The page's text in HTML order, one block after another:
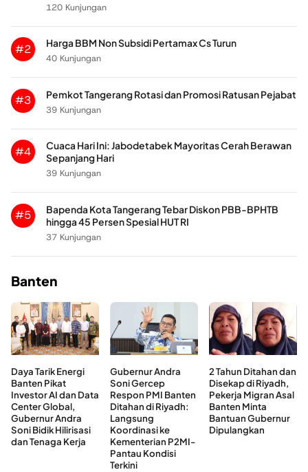
120 Kunjungan
#2
Harga BBM Non Subsidi Pertamax Cs Turun
40 Kunjungan
#3
Pemkot Tangerang Rotasi dan Promosi Ratusan Pejabat
39 Kunjungan
#4
Cuaca Hari Ini: Jabodetabek Mayoritas Cerah Berawan
Sepanjang Hari
39 Kunjungan
#5
Bapenda Kota Tangerang Tebar Diskon PBB-BPHTB
hingga 45 Persen Spesial HUT RI
37 Kunjungan
Banten
Daya Tarik Energi
Banten Pikat
Investor AI dan Data
Center Global,
Gubernur Andra
Soni Bidik Hilirisasi
dan Tenaga Kerja
Gubernur Andra
Soni Gercep
Respon PMI Banten
Ditahan di Riyadh:
Langsung
Koordinasi ke
Kementerian P2MI-
Pantau Kondisi
Terkini
2 Tahun Ditahan dan
Disekap di Riyadh,
Pekerja Migran Asal
Banten Minta
Bantuan Gubernur
Dipulangkan